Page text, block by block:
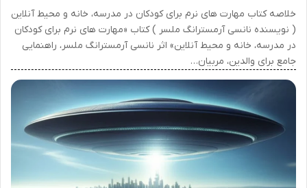
خلاصه کتاب مهارت های نرم برای کودکان در مدرسه، خانه و محیط آنلاین
( نویسنده نانسی آرمسترانگ ملسر ) کتاب «مهارت های نرم برای کودکان
در مدرسه، خانه و محیط آنلاین» اثر نانسی آرمسترانگ ملسر، راهنمایی
جامع برای والدین، مربیان…